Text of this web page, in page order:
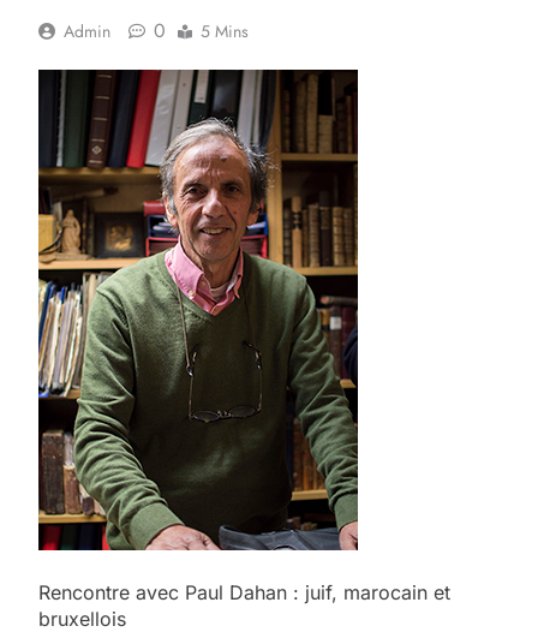
Admin 0 5 Mins
Rencontre avec Paul Dahan : juif, marocain et
bruxellois